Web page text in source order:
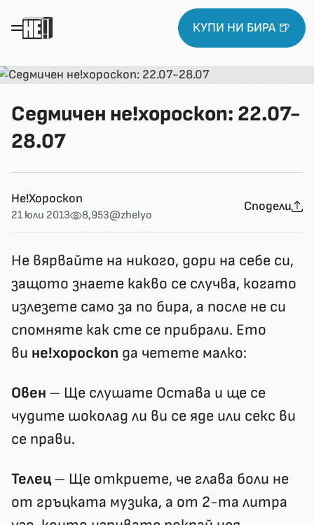
КУПИ НИ БИРА 🍺
Седмичен не!хороскоп: 22.07-
28.07
Не!Хороскоп
21 юли 2013 8,953@zhelyo
Сподели
Не вярвайте на никого, дори на себе си,
защото знаете какво се случва, когато
излезете само за по бира, а после не си
спомняте как сте се прибрали. Ето
ви не!хороскоп да четете малко:
Овен – Ще слушате Остава и ще се
чудите шоколад ли ви се яде или секс ви
се прави.
Телец– Ще откриете, че глава боли не
от гръцката музика, а от 2-та литра